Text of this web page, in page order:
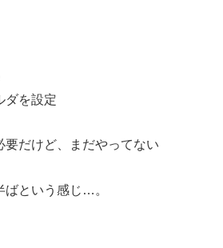
を設定
だけど、まだやってない
ばという感じ…。